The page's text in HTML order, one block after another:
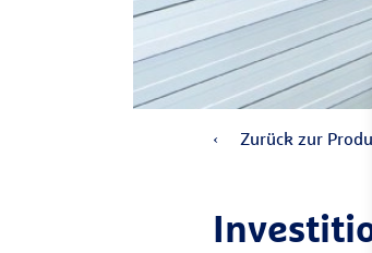
Zurück zur